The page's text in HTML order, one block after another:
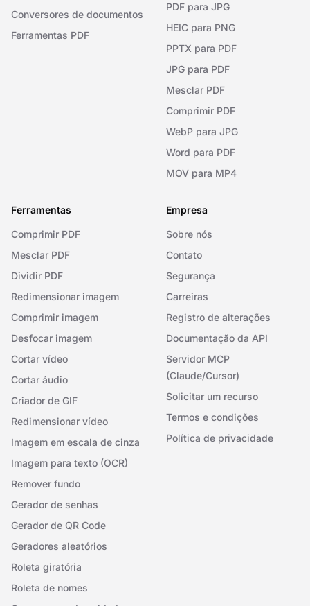
Conversores de documentos
Ferramentas PDF
PDF para JPG
HEIC para PNG
PPTX para PDF
JPG para PDF
Mesclar PDF
Comprimir PDF
WebP para JPG
Word para PDF
MOV para MP4
Ferramentas
Comprimir PDF
Mesclar PDF
Dividir PDF
Redimensionar imagem
Comprimir imagem
Desfocar imagem
Cortar vídeo
Cortar áudio
Criador de GIF
Redimensionar vídeo
Imagem em escala de cinza
Imagem para texto (OCR)
Remover fundo
Gerador de senhas
Gerador de QR Code
Geradores aleatórios
Roleta giratória
Roleta de nomes
Empresa
Sobre nós
Contato
Segurança
Carreiras
Registro de alterações
Documentação da API
Servidor MCP
(Claude/Cursor)
Solicitar um recurso
Termos e condições
Política de privacidade